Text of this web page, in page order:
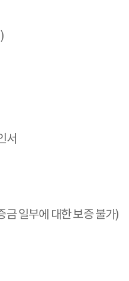
서
일부에 대한 보증 불가)